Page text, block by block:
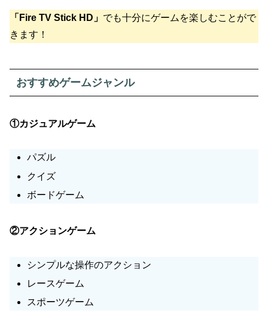
「Fire TV Stick HD」 でも十分にゲームを楽しむことがで
きます！
おすすめゲームジャンル
①カジュアルゲーム
パズル
クイズ
ボードゲーム
②アクションゲーム
シンプルな操作のアクション
レースゲーム
スポーツゲーム